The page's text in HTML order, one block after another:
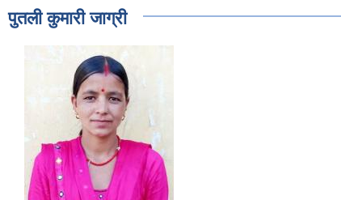
पुतली कुमारी जाग्री